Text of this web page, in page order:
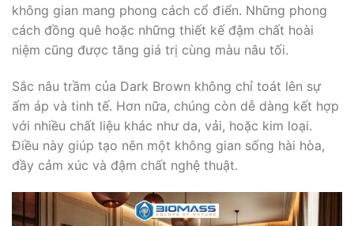
không gian mang phong cách cổ điển. Những phong
cách đồng quê hoặc những thiết kế đậm chất hoài
niệm cũng được tăng giá trị cùng màu nâu tối.
Sắc nâu trầm của Dark Brown không chỉ toát lên sự
ấm áp và tinh tế. Hơn nữa, chúng còn dễ dàng kết hợp
với nhiều chất liệu khác như da, vải, hoặc kim loại.
Điều này giúp tạo nên một không gian sống hài hòa,
đầy cảm xúc và đậm chất nghệ thuật.